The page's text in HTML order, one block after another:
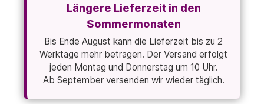
Längere Lieferzeit in den
Sommermonaten
Bis Ende August kann die Lieferzeit bis zu 2
Werktage mehr betragen. Der Versand erfolgt
jeden Montag und Donnerstag um 10 Uhr.
Ab September versenden wir wieder täglich.